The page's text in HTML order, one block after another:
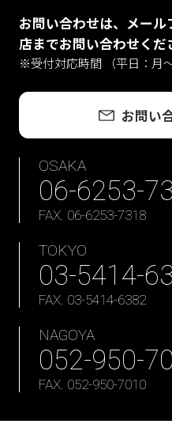
お問い合わせは、メー
店までお問い合わせくだ
※受付対応時間 （平日：月
お問い
OSAKA
06-6253-
FAX. 06-6253-7318
TOKYO
03-5414-
FAX. 03-5414-6382
NAGOYA
052-950-
FAX. 052-950-7010